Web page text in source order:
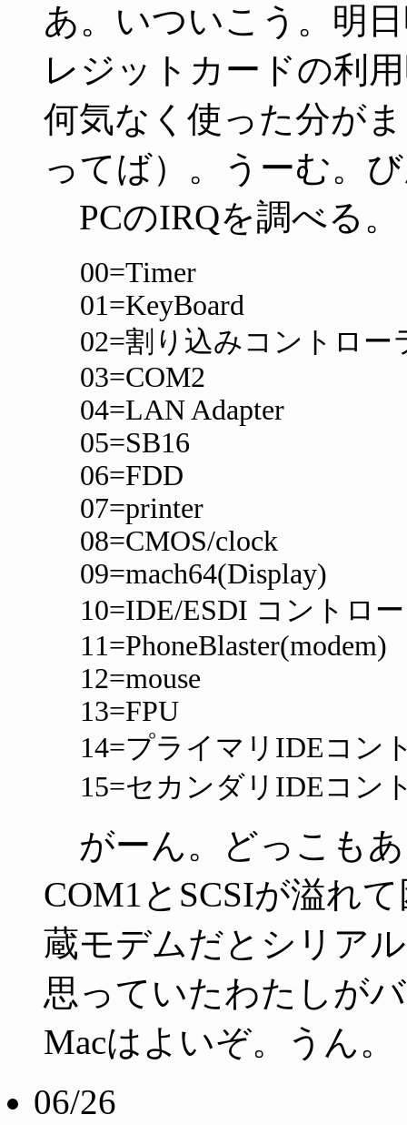
あ。いついこう。明
レジットカードの利
何気なく使った分が
ってば）。うーむ。
PCのIRQを調べる。
00=Timer
01=KeyBoard
02=割り込みコントロー
03=COM2
04=LAN Adapter
05=SB16
06=FDD
07=printer
08=CMOS/clock
09=mach64(Display)
10=IDE/ESDI コントロ
11=PhoneBlaster(modem)
12=mouse
13=FPU
14=プライマリIDEコン
15=セカンダリIDEコン
がーん。どっこも
COM1とSCSIが溢れ
蔵モデムだとシリア
思っていたわたしが
Macはよいぞ。うん。
06/26